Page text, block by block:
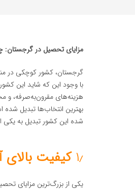
مزایای تحصیل در گرجستان:
گرجستان، کشور کوچکی در
با وجود این که شاید این
هزینه‌های مقرون‌به‌صرفه، و
بهترین انتخاب‌ها تبدیل
شده این کشور تبدیل به یکی
۱٫ کیفیت
یکی از بزرگ‌ترین مزایای